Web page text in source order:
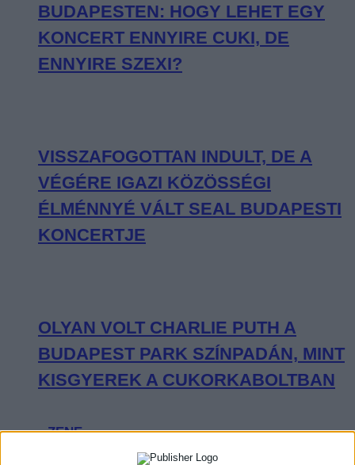
BUDAPESTEN: HOGY LEHET EGY
KONCERT ENNYIRE CUKI, DE
ENNYIRE SZEXI?
VISSZAFOGOTTAN INDULT, DE A
VÉGÉRE IGAZI KÖZÖSSÉGI
ÉLMÉNNYÉ VÁLT SEAL BUDAPESTI
KONCERTJE
OLYAN VOLT CHARLIE PUTH A
BUDAPEST PARK SZÍNPADÁN, MINT
KISGYEREK A CUKORKABOLTBAN
ZENE